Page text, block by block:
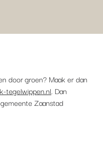
door groen? Maak er dan
tegelwippen.nl. Dan
Zaanstad